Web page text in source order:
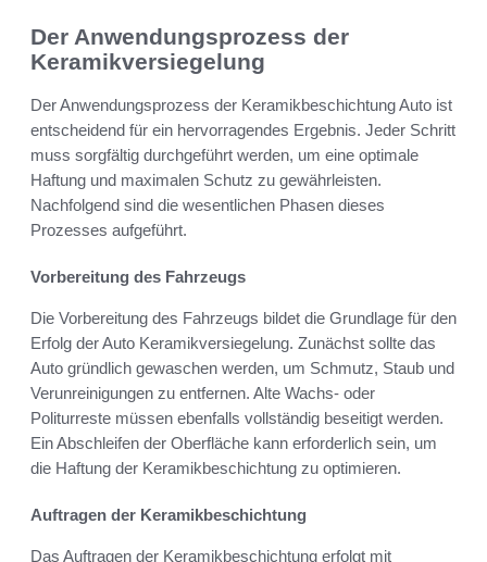
Der Anwendungsprozess der
Keramikversiegelung
Der Anwendungsprozess der Keramikbeschichtung Auto ist
entscheidend für ein hervorragendes Ergebnis. Jeder Schritt
muss sorgfältig durchgeführt werden, um eine optimale
Haftung und maximalen Schutz zu gewährleisten.
Nachfolgend sind die wesentlichen Phasen dieses
Prozesses aufgeführt.
Vorbereitung des Fahrzeugs
Die Vorbereitung des Fahrzeugs bildet die Grundlage für den
Erfolg der Auto Keramikversiegelung. Zunächst sollte das
Auto gründlich gewaschen werden, um Schmutz, Staub und
Verunreinigungen zu entfernen. Alte Wachs- oder
Politurreste müssen ebenfalls vollständig beseitigt werden.
Ein Abschleifen der Oberfläche kann erforderlich sein, um
die Haftung der Keramikbeschichtung zu optimieren.
Auftragen der Keramikbeschichtung
Das Auftragen der Keramikbeschichtung erfolgt mit